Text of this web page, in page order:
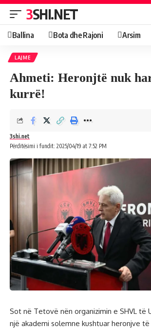
3SHI.NET
Ballina Bota dhe Rajoni Arsim
LAJME
Ahmeti: Heronjtë nuk
kurrë!
Përditësimi i fundit: 2025/04/19 at 7:52 PM
3shi.net
Sot në Tetovë nën organizimin e SHVL të
një akademi solemne kushtuar heronjve